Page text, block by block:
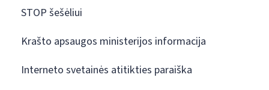
STOP šešėliui
Krašto apsaugos ministerijos informacija
Interneto svetainės atitikties paraiška